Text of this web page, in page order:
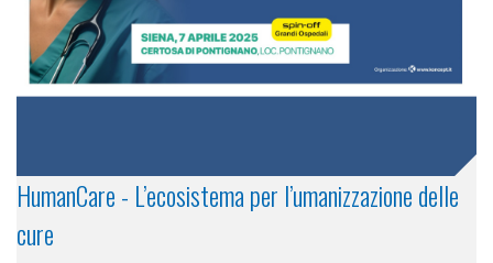
HumanCare - L’ecosistema per l’umanizzazione delle
cure